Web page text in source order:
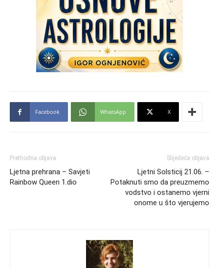
Facebook WhatsApp X
Prethodna objava
Ljetna prehrana – Savjeti
Rainbow Queen 1.dio
Slijedeća objava
Ljetni Solsticij 21.06. –
Potaknuti smo da preuzmemo
vodstvo i ostanemo vjerni
onome u što vjerujemo